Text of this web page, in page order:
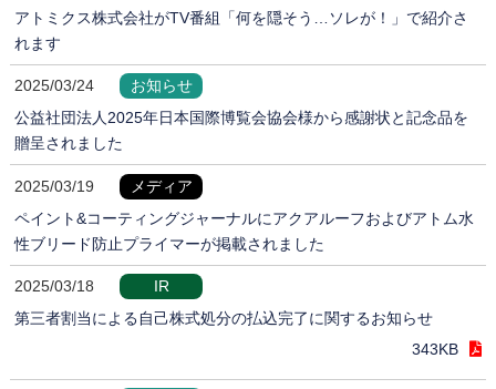
アトミクス株式会社がTV番組「何を隠そう…ソレが！」で紹介さ
れます
2025/03/24
お知らせ
公益社団法人2025年日本国際博覧会協会様から感謝状と記念品を
贈呈されました
2025/03/19
メディア
ペイント&コーティングジャーナルにアクアルーフおよびアトム水
性ブリード防止プライマーが掲載されました
2025/03/18
IR
第三者割当による自己株式処分の払込完了に関するお知らせ
343KB